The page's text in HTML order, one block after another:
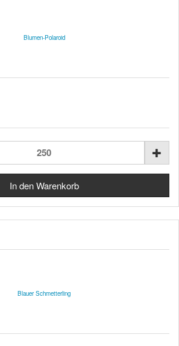
Blumen-Polaroid
Blauer Schmetterling